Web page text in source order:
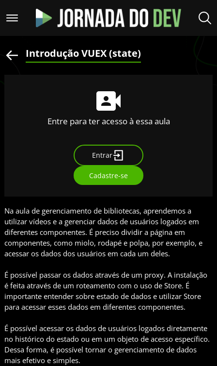
Introdução VUEX (state)
Entre para ter acesso à essa aula
Entrar
Cadastre-se
Na aula de gerenciamento de bibliotecas, aprendemos a
utilizar vídeos e a gerenciar dados de usuários logados em
diferentes componentes. É preciso dividir a página em
componentes, como miolo, rodapé e polpa, por exemplo, e
acessar os dados dos usuários em cada um deles.
É possível passar os dados através de um proxy. A instalação
é feita através de um roteamento com o uso de Store. É
importante entender sobre estado de dados e utilizar Store
para acessar esses dados em diferentes componentes.
É possível acessar os dados de usuários logados diretamente
no histórico do estado ou em um objeto de acesso específico.
Dessa forma, é possível tornar o gerenciamento de dados
mais efetivo e simples.